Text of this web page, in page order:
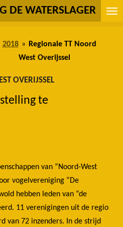
DE WATERSLAGER
2018 »
Regionale TT Noord
West Overijssel
OVERIJSSEL
te
van “Noord-West
vogelvereniging ”De
hebben leden van “de
11 verenigingen uit de regio
van 72 inzenders. In de strijd